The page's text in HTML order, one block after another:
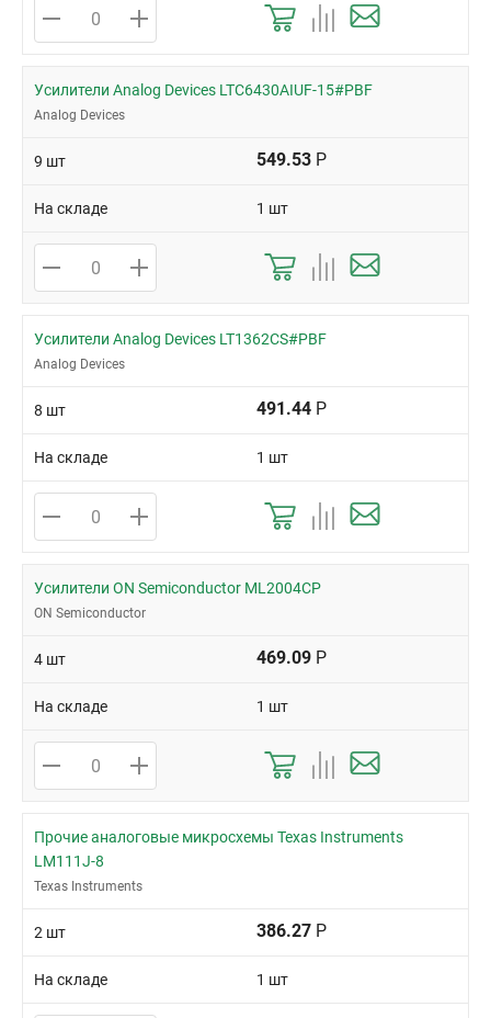
Усилители Analog Devices LTC6430AIUF-15#PBF
Analog Devices
9 шт 549.53 Р
На складе 1 шт
Усилители Analog Devices LT1362CS#PBF
Analog Devices
8 шт 491.44 Р
На складе 1 шт
Усилители ON Semiconductor ML2004CP
ON Semiconductor
4 шт 469.09 Р
На складе 1 шт
Прочие аналоговые микросхемы Texas Instruments
LM111J-8
Texas Instruments
2 шт 386.27 Р
На складе 1 шт